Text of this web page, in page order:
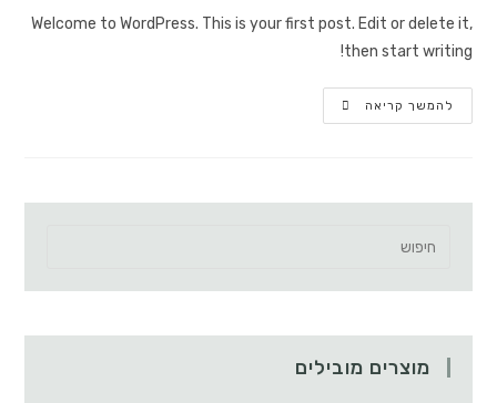
Welcome to WordPress. This is your first post. Edit or delete it,
then start writing!
להמשך קריאה
מוצרים מובילים